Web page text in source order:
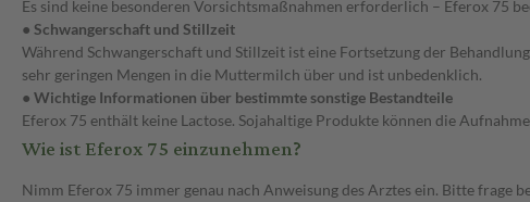
Es sind keine besonderen Vorsichtsmaßnahmen erforderlich – Eferox 75
● Schwangerschaft und Stillzeit
Während Schwangerschaft und Stillzeit ist eine Fortsetzung der
sehr geringen Mengen in die Muttermilch über und ist unbedenklich.
● Wichtige Informationen über bestimmte sonstige Bestandteile
Eferox 75 enthält keine Lactose. Sojahaltige Produkte können die
Wie ist Eferox 75 einzunehmen?
Nimm Eferox 75 immer genau nach Anweisung des Arztes ein. Bitte frage